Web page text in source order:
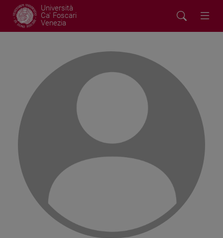
Università
Ca' Foscari
Venezia